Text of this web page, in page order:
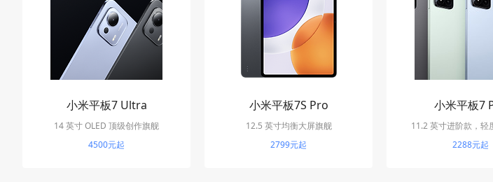
小米平板7 Ultra
14 英寸 OLED 顶级创作旗舰
4500元起
小米平板7S Pro
12.5 英寸均衡大屏旗舰
2799元起
小米平板7
11.2 英寸进阶款，轻
2288元起